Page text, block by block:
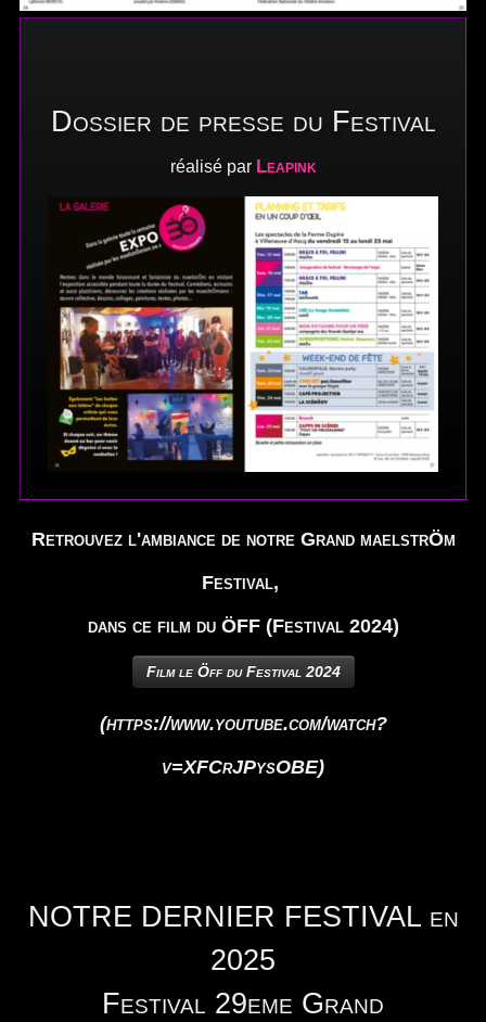
Dossier de presse du Festival
réalisé par Leapink
Retrouvez l'ambiance de notre Grand maelstrÖm
Festival,
dans ce film du ÖFF (Festival 2024)
Film le Öff du Festival 2024
(https://www.youtube.com/watch?
v=XFCrJPysOBE)
NOTRE DERNIER FESTIVAL en
2025
Festival 29eme Grand